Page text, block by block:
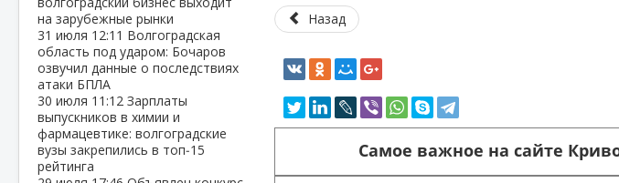
на зарубежные рынки
31 июля 12:11 Волгоградская
область под ударом: Бочаров
озвучил данные о последствиях
атаки БПЛА
30 июля 11:12 Зарплаты
выпускников в химии и
фармацевтике: волгоградские
вузы закрепились в топ‑15
рейтинга
Назад
Самое важное на сайте